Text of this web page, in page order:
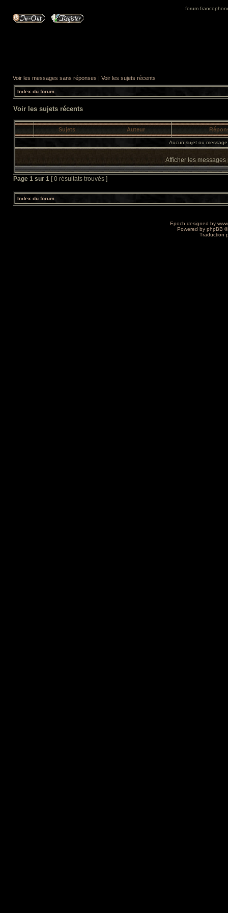
forum
Voir les messages sans réponses | Voir les sujets récents
Index du forum
Voir les sujets récents
Sujets Auteur
Aucun sujet ou
Afficher les messages
Page 1 sur 1 [ 0 résultats trouvés ]
Index du forum
Epoch designed by
Powered by phpBB
Traduction